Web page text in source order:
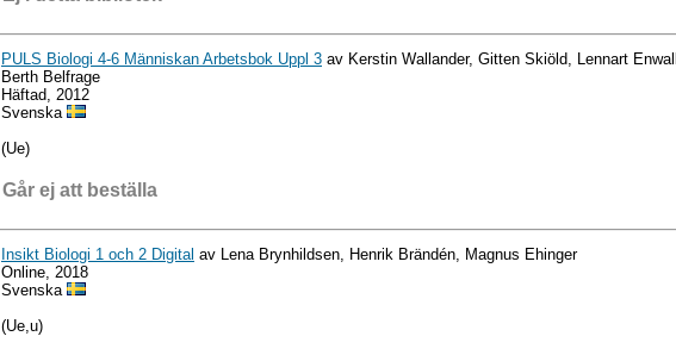
PULS Biologi 4-6 Människan Arbetsbok Uppl 3 av Kerstin Wallander, Gitten Skiöld, Lennart Enwall,
Berth Belfrage
Häftad, 2012
Svenska
(Ue)
Går ej att beställa
Insikt Biologi 1 och 2 Digital av Lena Brynhildsen, Henrik Brändén, Magnus Ehinger
Online, 2018
Svenska
(Ue,u)